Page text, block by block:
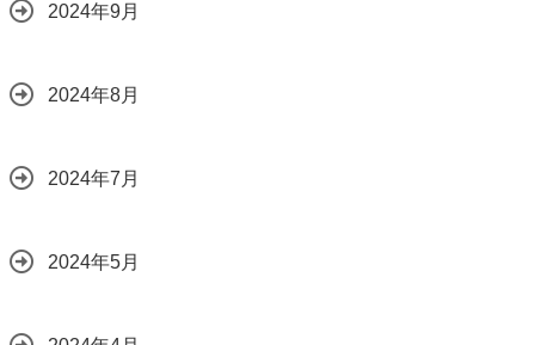
2024年9月
2024年8月
2024年7月
2024年5月